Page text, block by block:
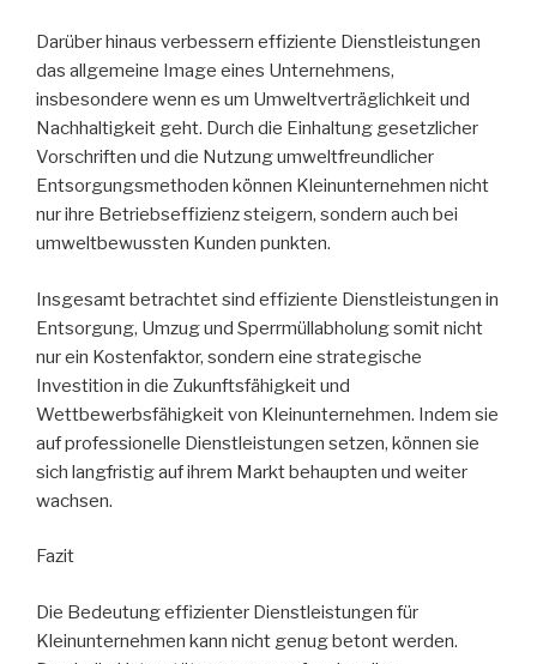
Darüber hinaus verbessern effiziente Dienstleistungen
das allgemeine Image eines Unternehmens,
insbesondere wenn es um Umweltverträglichkeit und
Nachhaltigkeit geht. Durch die Einhaltung gesetzlicher
Vorschriften und die Nutzung umweltfreundlicher
Entsorgungsmethoden können Kleinunternehmen nicht
nur ihre Betriebseffizienz steigern, sondern auch bei
umweltbewussten Kunden punkten.
Insgesamt betrachtet sind effiziente Dienstleistungen in
Entsorgung, Umzug und Sperrmüllabholung somit nicht
nur ein Kostenfaktor, sondern eine strategische
Investition in die Zukunftsfähigkeit und
Wettbewerbsfähigkeit von Kleinunternehmen. Indem sie
auf professionelle Dienstleistungen setzen, können sie
sich langfristig auf ihrem Markt behaupten und weiter
wachsen.
Fazit
Die Bedeutung effizienter Dienstleistungen für
Kleinunternehmen kann nicht genug betont werden.